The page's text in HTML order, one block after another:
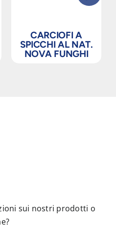
CARCIOFI A
SPICCHI AL NAT.
NOVA FUNGHI
sui nostri prodotti o